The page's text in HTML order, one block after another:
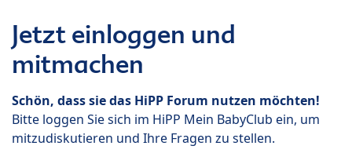
Jetzt einloggen und
mitmachen
Schön, dass sie das HiPP Forum nutzen möchten!
Bitte loggen Sie sich im HiPP Mein BabyClub ein, um
mitzudiskutieren und Ihre Fragen zu stellen.